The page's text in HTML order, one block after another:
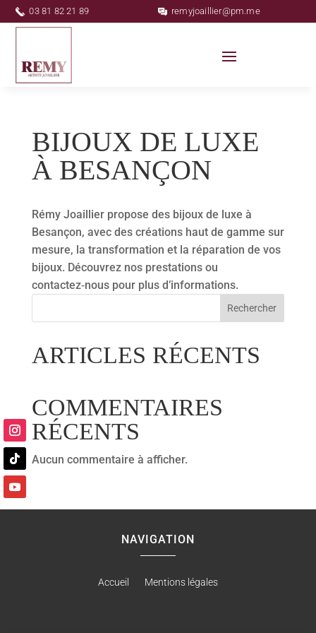
03 81 82 21 89 remyjoaillier@pm.me
BIJOUX DE LUXE
À BESANÇON
Rémy Joaillier propose des bijoux de luxe à
Besançon, avec des créations haut de gamme sur
mesure, la transformation et la réparation de vos
bijoux. Découvrez nos prestations ou
contactez‑nous pour plus d’informations.
Rechercher
ARTICLES RÉCENTS
COMMENTAIRES
RÉCENTS
Aucun commentaire à afficher.
NAVIGATION
Accueil Mentions légales